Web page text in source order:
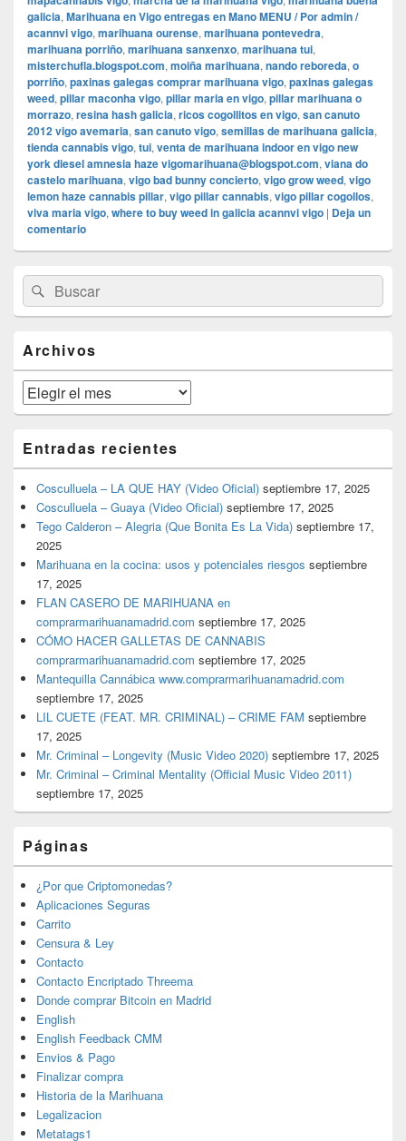
galicia, Marihuana en Vigo entregas en Mano MENU / Por admin /
acannvi vigo, marihuana ourense, marihuana pontevedra,
marihuana porriño, marihuana sanxenxo, marihuana tui,
misterchufla.blogspot.com, moiña marihuana, nando reboreda, o
porriño, paxinas galegas comprar marihuana vigo, paxinas galegas
weed, pillar maconha vigo, pillar maria en vigo, pillar marihuana o
morrazo, resina hash galicia, ricos cogollitos en vigo, san canuto
2012 vigo avemaria, san canuto vigo, semillas de marihuana galicia,
tienda cannabis vigo, tui, venta de marihuana indoor en vigo new
york diesel amnesia haze vigomarihuana@blogspot.com, viana do
castelo marihuana, vigo bad bunny concierto, vigo grow weed, vigo
lemon haze cannabis pillar, vigo pillar cannabis, vigo pillar cogollos,
viva maria vigo, where to buy weed in galicia acannvi vigo | Deja un
comentario
área
de
widget
lateral
primaria
Buscar
por:
Buscar
Archivos
Archivos
Entradas recientes
Cosculluela – LA QUE HAY (Video Oficial) septiembre 17, 2025
Cosculluela – Guaya (Video Oficial) septiembre 17, 2025
Tego Calderon – Alegria (Que Bonita Es La Vida) septiembre 17,
2025
Marihuana en la cocina: usos y potenciales riesgos septiembre
17, 2025
FLAN CASERO DE MARIHUANA en
comprarmarihuanamadrid.com septiembre 17, 2025
CÓMO HACER GALLETAS DE CANNABIS
comprarmarihuanamadrid.com septiembre 17, 2025
Mantequilla Cannábica www.comprarmarihuanamadrid.com
septiembre 17, 2025
LIL CUETE (FEAT. MR. CRIMINAL) – CRIME FAM septiembre
17, 2025
Mr. Criminal – Longevity (Music Video 2020) septiembre 17, 2025
Mr. Criminal – Criminal Mentality (Official Music Video 2011)
septiembre 17, 2025
Páginas
¿Por que Criptomonedas?
Aplicaciones Seguras
Carrito
Censura & Ley
Contacto
Contacto Encriptado Threema
Donde comprar Bitcoin en Madrid
English
English Feedback CMM
Envios & Pago
Finalizar compra
Historia de la Marihuana
Legalizacion
Metatags1